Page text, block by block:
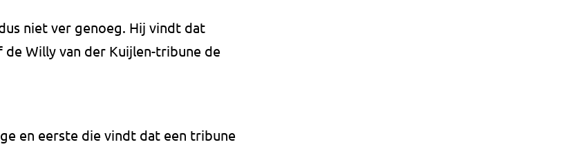
niet ver genoeg. Hij vindt dat
Willy van der Kuijlen-tribune de
en eerste die vindt dat een tribune